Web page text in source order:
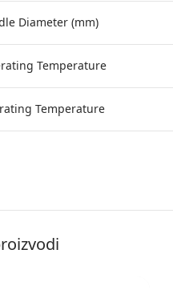
Diameter (mm)
Temperature
Temperature